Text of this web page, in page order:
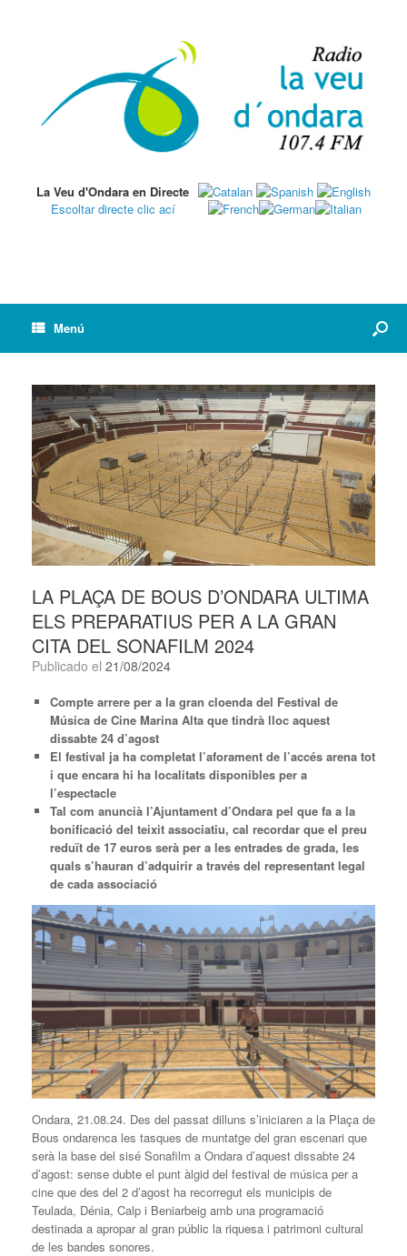
La Veu d'Ondara en Directe
Escoltar directe clic ací
Menú
LA PLAÇA DE BOUS D’ONDARA ULTIMA
ELS PREPARATIUS PER A LA GRAN
CITA DEL SONAFILM 2024
Publicado el 21/08/2024
Compte arrere per a la gran cloenda del Festival de
Música de Cine Marina Alta que tindrà lloc aquest
dissabte 24 d’agost
El festival ja ha completat l’aforament de l’accés arena tot
i que encara hi ha localitats disponibles per a
l’espectacle
Tal com anuncià l’Ajuntament d’Ondara pel que fa a la
bonificació del teixit associatiu, cal recordar que el preu
reduït de 17 euros serà per a les entrades de grada, les
quals s’hauran d’adquirir a través del representant legal
de cada associació
Ondara, 21.08.24. Des del passat dilluns s’iniciaren a la Plaça de
Bous ondarenca les tasques de muntatge del gran escenari que
serà la base del sisé Sonafilm a Ondara d’aquest dissabte 24
d’agost: sense dubte el punt àlgid del festival de música per a
cine que des del 2 d’agost ha recorregut els municipis de
Teulada, Dénia, Calp i Beniarbeig amb una programació
destinada a apropar al gran públic la riquesa i patrimoni cultural
de les bandes sonores.